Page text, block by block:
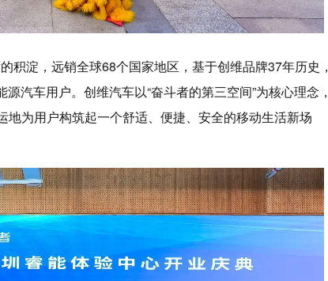
积淀，远销全球68个国家地区，基于创维品牌37年历史，
汽车用户。创维汽车以“奋斗者的第三空间”为核心理念，
为用户构筑起一个舒适、便捷、安全的移动生活新场